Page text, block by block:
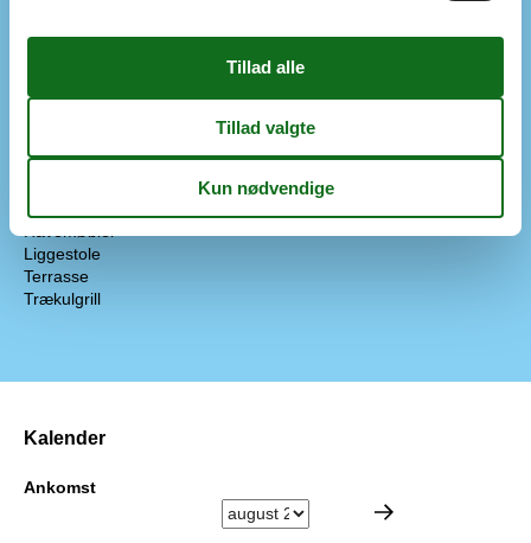
Køle-frys
Bademuligheder fra bro
Bademuligheder fra sandstrand
Liggestole
Terrasse
Trækulgrill
Kalender
Ankomst